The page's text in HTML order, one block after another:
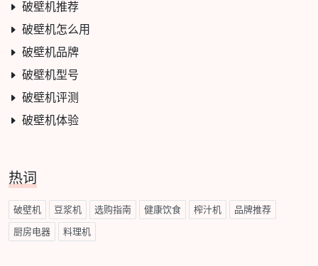
破壁机推荐
破壁机怎么用
破壁机品牌
破壁机型号
破壁机评测
破壁机体验
热词
破壁机 豆浆机 选购指南 健康饮食 榨汁机 品牌推荐
厨房电器 料理机